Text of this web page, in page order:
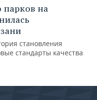
парков на
становления
стандарты качества